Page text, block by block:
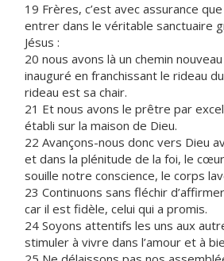
19 Frères, c’est avec assurance
entrer dans le véritable sanctuaire
Jésus :
20 nous avons là un chemin
inauguré en franchissant le rideau
rideau est sa chair.
21 Et nous avons le prêtre par
établi sur la maison de Dieu.
22 Avançons-nous donc vers Dieu
et dans la plénitude de la foi, le
souille notre conscience, le corps
23 Continuons sans fléchir
car il est fidèle, celui qui a promis.
24 Soyons attentifs les uns aux
stimuler à vivre dans l’amour et à